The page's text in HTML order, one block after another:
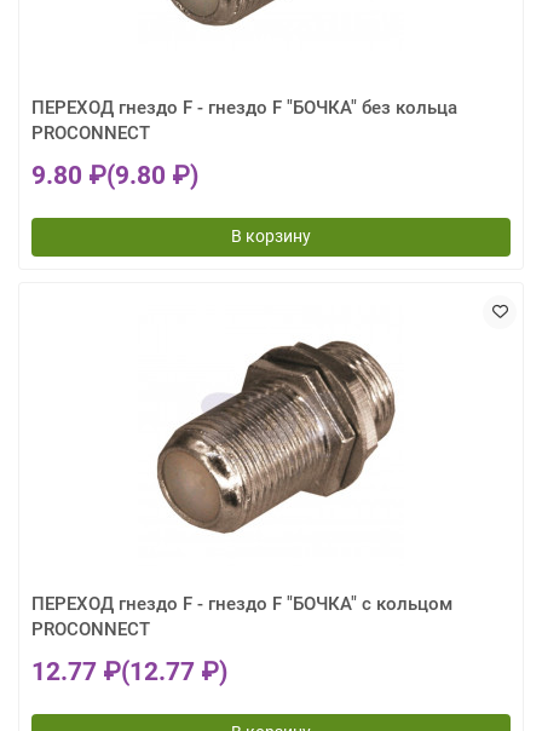
ПЕРЕХОД гнездо F - гнездо F "БОЧКА" без кольца
PROCONNECT
9.80 ₽(9.80 ₽)
В корзину
ПЕРЕХОД гнездо F - гнездо F "БОЧКА" с кольцом
PROCONNECT
12.77 ₽(12.77 ₽)